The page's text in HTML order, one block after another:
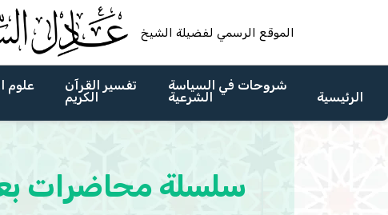
الموقع الرسمي لفضيلة الشيخ
الرئيسية
شروحات في السياسة
الشرعية
تفسير القرآن
الكريم
علوم
سلسلة محاضرات